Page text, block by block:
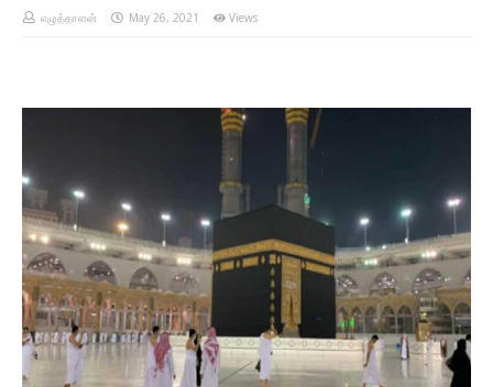
எழுத்தாளன் May 26, 2021 Views